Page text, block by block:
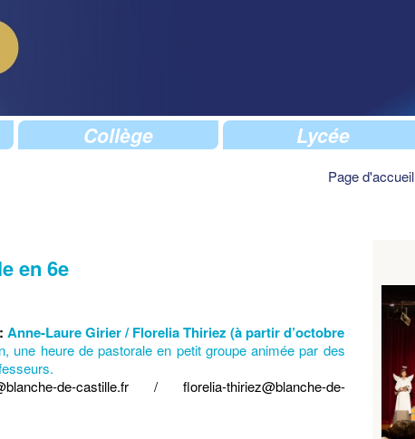
Collège Lycée
Page d'accueil
en 6e
Anne-Laure Girier / Florelia Thiriez (à partir d’octobre
une heure de pastorale en petit groupe animée par des
de-castille.fr / florelia-thiriez@blanche-de-